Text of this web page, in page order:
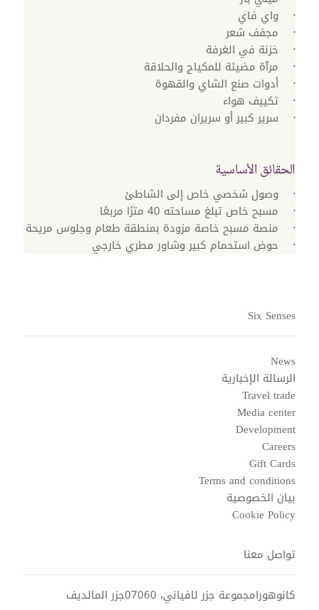
واي فاي
مجفف شعر
خزنة في الغرفة
مرآة مضيئة للمكياج والحلاقة
أدوات صنع الشاي والقهوة
تكييف هواء
سرير كبير أو سريران مفردان
الحقائق الأساسية
وصول شخصي خاص إلى الشاطئ
مسبح خاص تبلغ مساحته 40 مترًا مربعًا‬
منصة مسبح خاصة مزودة بمنطقة طعام وجلوس مريحة
حوض استحمام كبير وشاور مطري خارجي
Six Senses
News
الرسالة الإخبارية
Travel trade
Media center
Development
Careers
Gift Cards
Terms and conditions
بيان الخصوصية
Cookie Policy
تواصل معنا
كانوهورامجموعة جزر لافياني، 07060جزر المالديف